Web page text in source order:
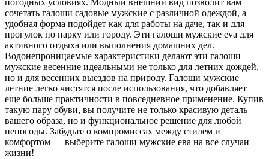
погодных условиях. Модный внешний вид позволит вам
сочетать галоши садовые мужские с различной одеждой, а
удобная форма подойдет как для работы на даче, так и для
прогулок по парку или городу. Эти галоши мужские eva для
активного отдыха или выполнения домашних дел.
Водонепроницаемые характеристики делают эти галоши
мужские весенние идеальными не только для летних дождей,
но и для весенних выездов на природу. Галоши мужские
летние легко чистятся после использования, что добавляет
еще больше практичности в повседневное применение. Купив
такую пару обуви, вы получите не только красивую деталь
вашего образа, но и функциональное решение для любой
непогоды. Забудьте о компромиссах между стилем и
комфортом — выберите галоши мужские ева на все случаи
жизни!